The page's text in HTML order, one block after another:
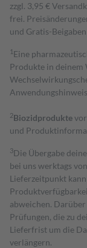
zzgl. 3,95 €
frei.
und Gratis-
1 Eine
Produkte in
2Biozidprodukte
und
3Die Übergabe
bei uns werktags
Lieferzeitpunkt
abweichen.
Prüfungen, die zu
Lieferfrist um die
verlängern.